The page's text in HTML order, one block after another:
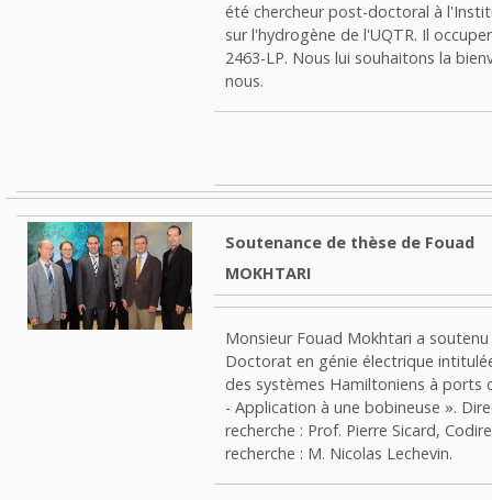
été chercheur post-doctoral à
sur l'hydrogène de l'UQTR. Il
2463-LP. Nous lui souhaitons la
nous.
Soutenance de thèse de Fouad
MOKHTARI
Monsieur Fouad Mokhtari a
Doctorat en génie électrique
des systèmes Hamiltoniens à ports
- Application à une bobineuse ».
recherche : Prof. Pierre Sicard,
recherche : M. Nicolas Lechevin.